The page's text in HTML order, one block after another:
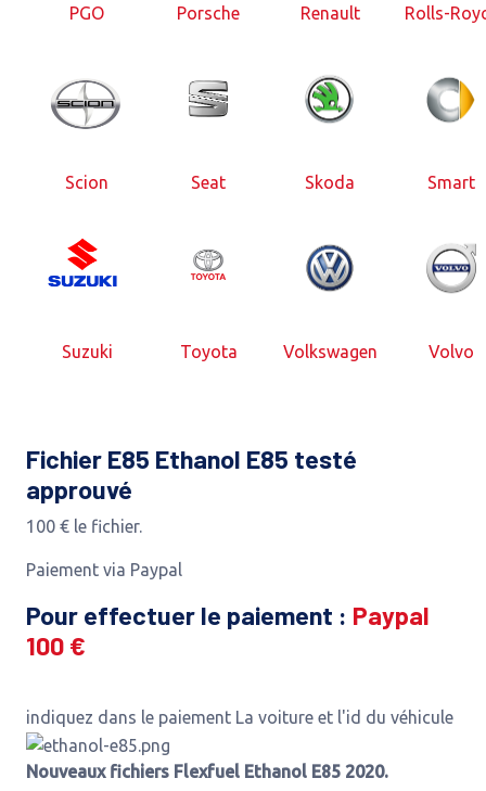
PGO Porsche Renault Rolls-
Scion Seat Skoda Smart
Suzuki Toyota Volkswagen Volvo
Fichier E85 Ethanol E85 testé
approuvé
100 € le fichier.
Paiement via Paypal
Pour effectuer le paiement : Paypal
100 €
indiquez dans le paiement La voiture et l'id du véhicule
Nouveaux fichiers Flexfuel Ethanol E85 2020.